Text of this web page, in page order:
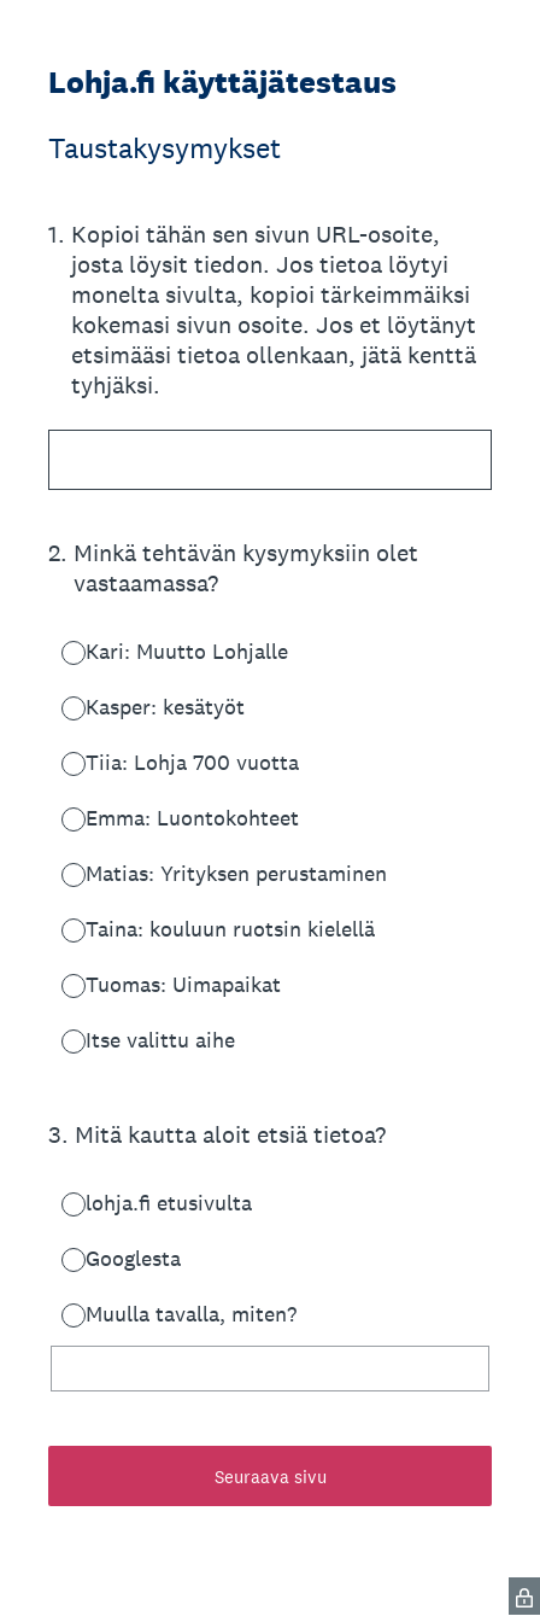
Lohja.fi käyttäjätestaus
Taustakysymykset
1. Kopioi tähän sen sivun URL-osoite,
josta löysit tiedon. Jos tietoa löytyi
monelta sivulta, kopioi tärkeimmäiksi
kokemasi sivun osoite. Jos et löytänyt
etsimääsi tietoa ollenkaan, jätä kenttä
tyhjäksi.
2. Minkä tehtävän kysymyksiin olet
vastaamassa?
Kari: Muutto Lohjalle
Kasper: kesätyöt
Tiia: Lohja 700 vuotta
Emma: Luontokohteet
Matias: Yrityksen perustaminen
Taina: kouluun ruotsin kielellä
Tuomas: Uimapaikat
Itse valittu aihe
3. Mitä kautta aloit etsiä tietoa?
lohja.fi etusivulta
Googlesta
Muulla tavalla, miten?
Seuraava sivu